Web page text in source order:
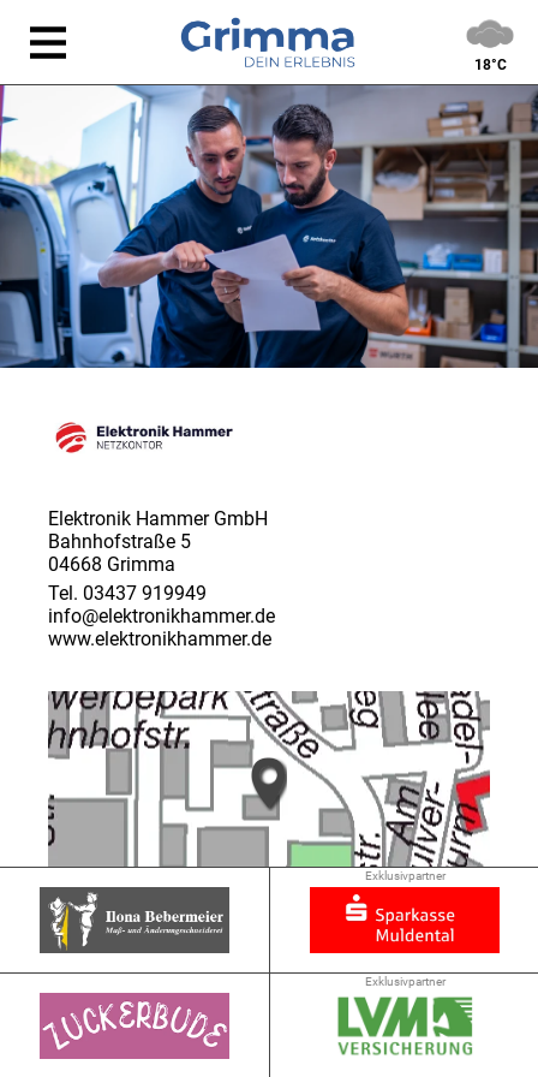
18°C
Elektronik Hammer GmbH
Bahnhofstraße 5
04668 Grimma
Tel. 03437 919949
info@elektronikhammer.de
www.elektronikhammer.de
Exklusivpartner
Exklusivpartner